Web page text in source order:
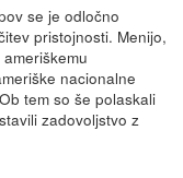
se je odločno
pristojnosti. Menijo,
nacionalne
tem so še polaskali
zadovoljstvo z